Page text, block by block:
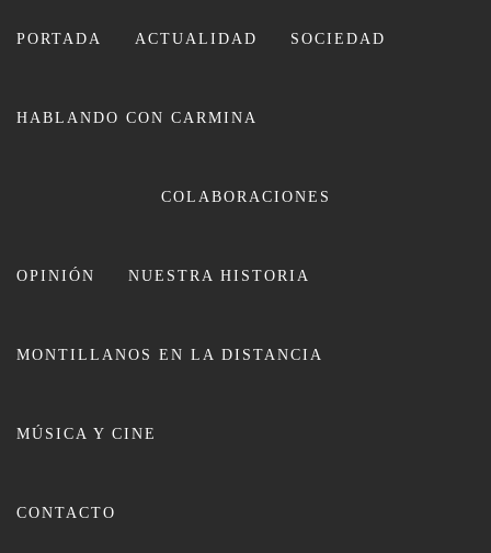
PORTADA ACTUALIDAD SOCIEDAD
HABLANDO CON CARMINA
COLABORACIONES
OPINIÓN NUESTRA HISTORIA
MONTILLANOS EN LA DISTANCIA
MÚSICA Y CINE
CONTACTO
CARMINA LEIVA
Nace un nuevo pulmón verde al
Publicado en01/12/2024